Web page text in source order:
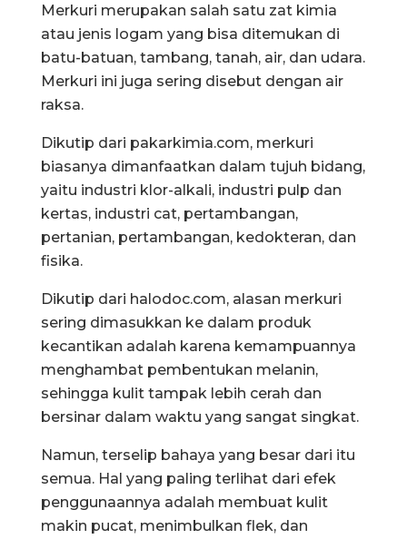
Merkuri merupakan salah satu zat kimia
atau jenis logam yang bisa ditemukan di
batu-batuan, tambang, tanah, air, dan udara.
Merkuri ini juga sering disebut dengan air
raksa.
Dikutip dari pakarkimia.com, merkuri
biasanya dimanfaatkan dalam tujuh bidang,
yaitu industri klor-alkali, industri pulp dan
kertas, industri cat, pertambangan,
pertanian, pertambangan, kedokteran, dan
fisika.
Dikutip dari halodoc.com, alasan merkuri
sering dimasukkan ke dalam produk
kecantikan adalah karena kemampuannya
menghambat pembentukan melanin,
sehingga kulit tampak lebih cerah dan
bersinar dalam waktu yang sangat singkat.
Namun, terselip bahaya yang besar dari itu
semua. Hal yang paling terlihat dari efek
penggunaannya adalah membuat kulit
makin pucat, menimbulkan flek, dan